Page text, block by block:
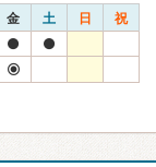
金 土 日 祝